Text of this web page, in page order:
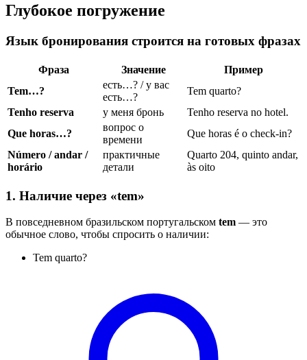
Глубокое погружение
Язык бронирования строится на готовых фразах
Фраза Значение
Пример
Tem…?
есть…? / у вас
есть…?
Tem quarto?
Tenho reserva
у меня бронь
Tenho reserva no hotel.
Que horas…?
вопрос о
времени
Que horas é o check-in?
Número / andar /
horário
практичные
детали
Quarto 204, quinto andar,
às oito
1. Наличие через «tem»
В повседневном бразильском португальском tem — это
обычное слово, чтобы спросить о наличии:
Tem quarto?